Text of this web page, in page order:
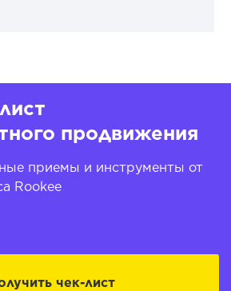
продвижения
приемы и инструменты от
Rookee
чек-лист